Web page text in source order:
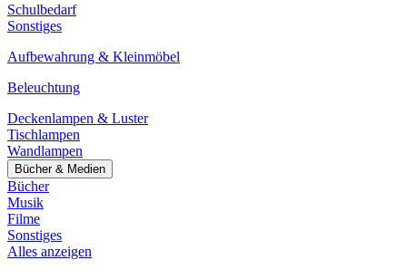
Schulbedarf
Sonstiges
Aufbewahrung & Kleinmöbel
Beleuchtung
Deckenlampen & Luster
Tischlampen
Wandlampen
Bücher & Medien
Bücher
Musik
Filme
Sonstiges
Alles anzeigen